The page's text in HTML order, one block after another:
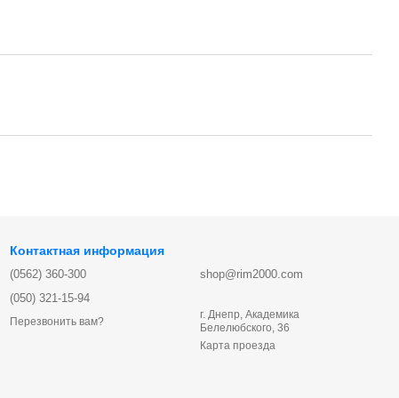
Контактная информация
(0562) 360-300
(050) 321-15-94
Перезвонить вам?
shop@rim2000.com
г. Днепр, Академика
Белелюбского, 36
Карта проезда